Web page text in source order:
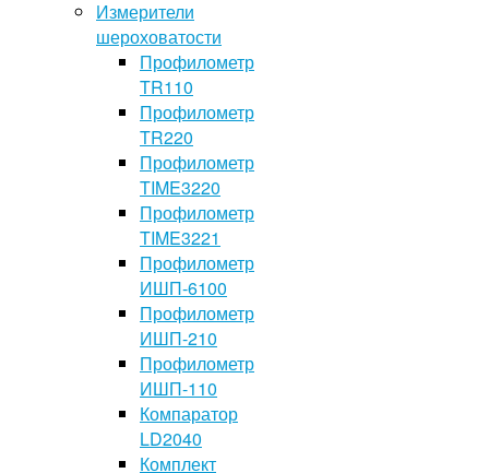
Измерители
шероховатости
Профилометр
TR110
Профилометр
TR220
Профилометр
TIME3220
Профилометр
TIME3221
Профилометр
ИШП-6100
Профилометр
ИШП-210
Профилометр
ИШП-110
Компаратор
LD2040
Комплект